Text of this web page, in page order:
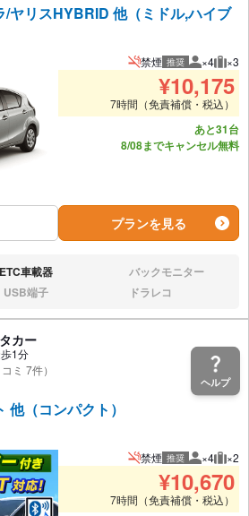
/ヤリスHYBRID 他（ミドル,ハイブ
禁煙 推奨 推奨人数
×4 推
×3
¥10,175
7時間（免責補償・税込）
あと31台
8/08までキャンセル無料
プランを見る
:
ETC車載器 なし:バックモニター
:
USB端子 なし:ドラレコ
カー
1分
コミ 7件）
他（コンパクト）
禁煙 推奨 推奨人数
×4 推
×2
¥10,670
7時間（免責補償・税込）
ヘルプ